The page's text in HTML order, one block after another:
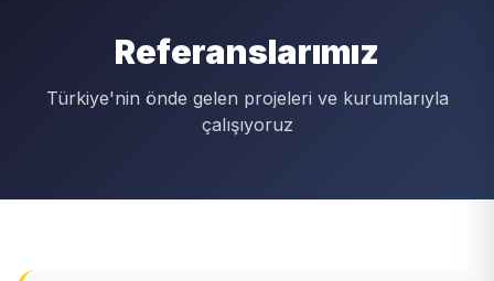
Referanslarımız
Türkiye'nin önde gelen projeleri ve kurumlarıyla
çalışıyoruz